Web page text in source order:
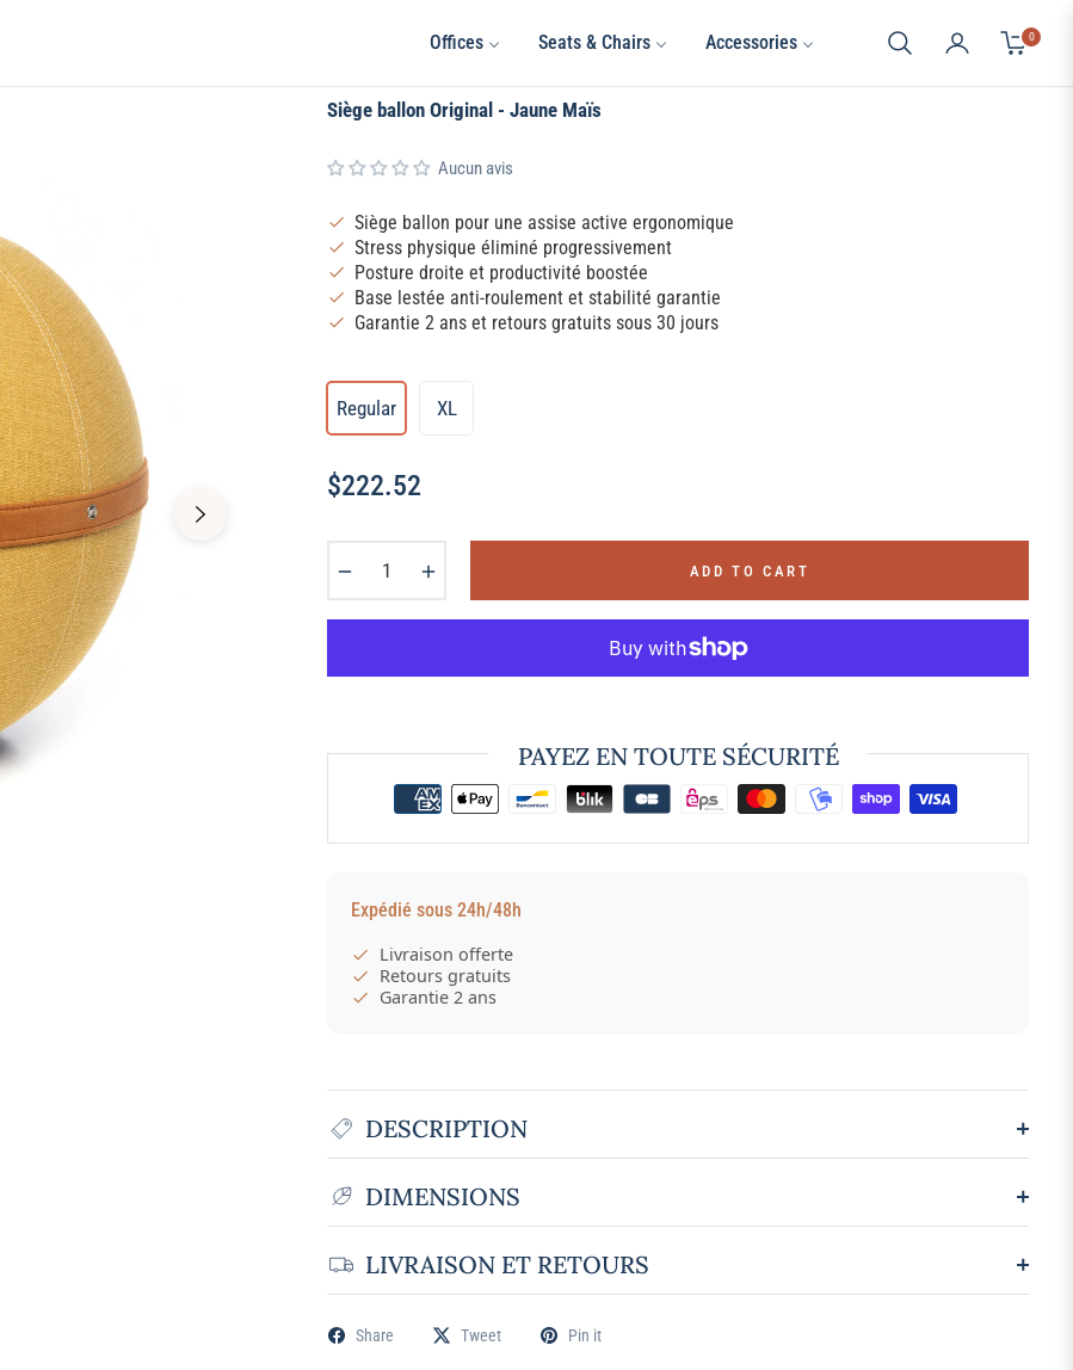
Offices Seats & Chairs Accessories Cart
0
Siège ballon Original - Jaune Maïs
Aucun avis
Siège ballon pour une assise active ergonomique
Stress physique éliminé progressivement
Posture droite et productivité boostée
Base lestée anti-roulement et stabilité garantie
Garantie 2 ans et retours gratuits sous 30 jours
Regular XL
Regular
$222.52
ADD TO CART
PAYEZ EN TOUTE SÉCURITÉ
Expédié sous 24h/48h
Livraison offerte
Retours gratuits
Garantie 2 ans
DESCRIPTION
DIMENSIONS
LIVRAISON ET RETOURS
Share Tweet Pin it